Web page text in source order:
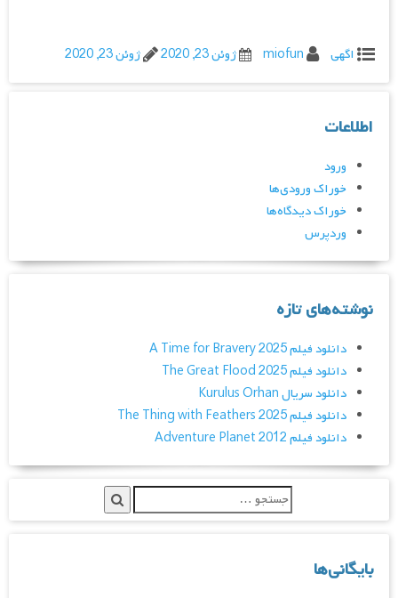
اگهی miofun ژوئن 23, 2020 ژوئن 23, 2020
اطلاعات
ورود
خوراک ورودی‌ها
خوراک دیدگاه‌ها
وردپرس
نوشته‌های تازه
دانلود فیلم A Time for Bravery 2025
دانلود فیلم The Great Flood 2025
دانلود سریال Kurulus Orhan
دانلود فیلم The Thing with Feathers 2025
دانلود فیلم Adventure Planet 2012
بایگانی‌ها